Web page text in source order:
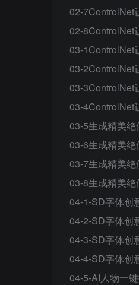
02-7ControlNet
02-8ControlNet
03-1ControlNet
03-2ControlNet
03-3ControlNet
03-4ControlNet
03-5生成精美
03-6生成精美
03-7生成精美
03-8生成精美
04-1-SD字体创
04-2-SD字体创
04-3-SD字体创
04-4-SD字体创
04-5-AI人物一